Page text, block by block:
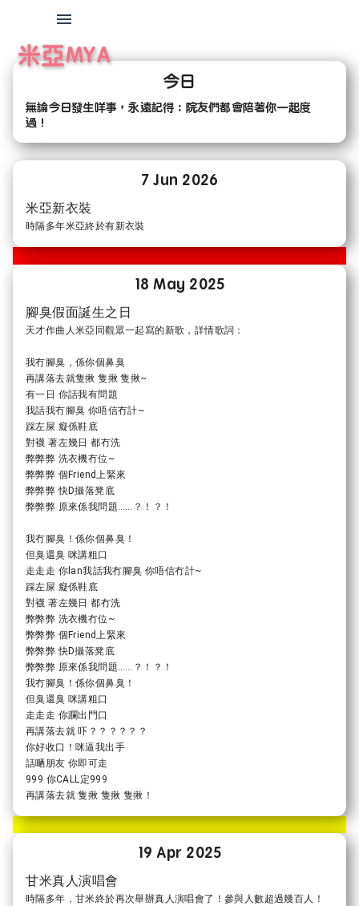
米亞MYA
今日
無論今日發生咩事，永遠記得：院友們都會陪著你一起度
過！
7 Jun 2026
米亞新衣裝
時隔多年米亞終於有新衣裝
18 May 2025
腳臭假面誕生之日
天才作曲人米亞同觀眾一起寫的新歌，詳情歌詞：
我冇腳臭，係你個鼻臭
再講落去就隻揪 隻揪 隻揪~
有一日 你話我有問題
我話我冇腳臭 你唔信冇計~
踩左屎 癡係鞋底
對襪 著左幾日 都冇洗
弊弊弊 洗衣機冇位~
弊弊弊 個Friend上緊來
弊弊弊 快D攝落凳底
弊弊弊 原來係我問題……？！？！
我冇腳臭！係你個鼻臭！
但臭還臭 咪講粗口
走走走 你lan我話我冇腳臭 你唔信冇計~
踩左屎 癡係鞋底
對襪 著左幾日 都冇洗
弊弊弊 洗衣機冇位~
弊弊弊 個Friend上緊來
弊弊弊 快D攝落凳底
弊弊弊 原來係我問題……？！？！
我冇腳臭！係你個鼻臭！
但臭還臭 咪講粗口
走走走 你躝出門口
再講落去就 吓？？？？？？
你好收口！咪逼我出手
話嗮朋友 你即可走
999 你CALL定999
再講落去就 隻揪 隻揪 隻揪！
19 Apr 2025
甘米真人演唱會
時隔多年，甘米終於再次舉辦真人演唱會了！參與人數超過幾百人！